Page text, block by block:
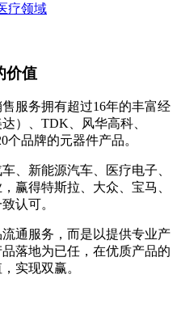
疗领域
价值
服务拥有超过16年的丰富经
）、TDK、风华高科、
个品牌的元器件产品。
、新能源汽车、医疗电子、
赢得特斯拉、大众、宝马、
认可。
通服务，而是以提供专业产
落地为已任，在优质产品的
实现双赢。